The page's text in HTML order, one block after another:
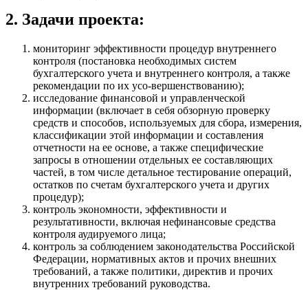
2. Задачи проекта:
мониторинг эффективности процедур внутреннего
контроля (постановка необходимых систем
бухгалтерского учета и внутреннего контроля, а также
рекомендации по их усо-вершенствованию);
исследование финансовой и управленческой
информации (включает в себя обзорную проверку
средств и способов, используемых для сбора, измерения,
классификации этой информации и составления
отчетности на ее основе, а также специфические
запросы в отношении отдельных ее составляющих
частей, в том числе детальное тестирование операций,
остатков по счетам бухгалтерского учета и других
процедур);
контроль экономности, эффективности и
результативности, включая нефинансовые средства
контроля аудируемого лица;
контроль за соблюдением законодательства Российской
Федерации, нормативных актов и прочих внешних
требований, а также политики, директив и прочих
внутренних требований руководства.